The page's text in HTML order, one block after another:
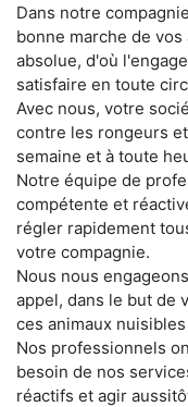
Dans notre
bonne marche de
absolue, d'où
satisfaire en toute
Avec nous, votre
contre les rongeurs
semaine et à toute
Notre équipe de
compétente et
régler rapidement
votre compagnie.
Nous nous
appel, dans le but de
ces animaux
Nos professionnels
besoin de nos
réactifs et agir